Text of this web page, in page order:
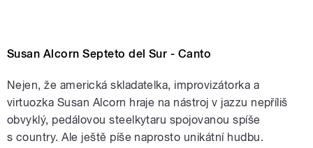
Susan Alcorn Septeto del Sur - Canto
Nejen, že americká skladatelka, improvizátorka a
virtuozka Susan Alcorn hraje na nástroj v jazzu nepříliš
obvyklý, pedálovou steelkytaru spojovanou spíše
s country. Ale ještě píše naprosto unikátní hudbu.